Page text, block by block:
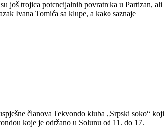
još trojica potencijalnih povratnika u Partizan, ali
Ivana Tomića sa klupe, a kako saznaje
članova Tekvondo kluba „Srpski soko“ koji
koje je održano u Solunu od 11. do 17.